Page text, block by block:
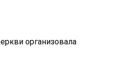
организовала